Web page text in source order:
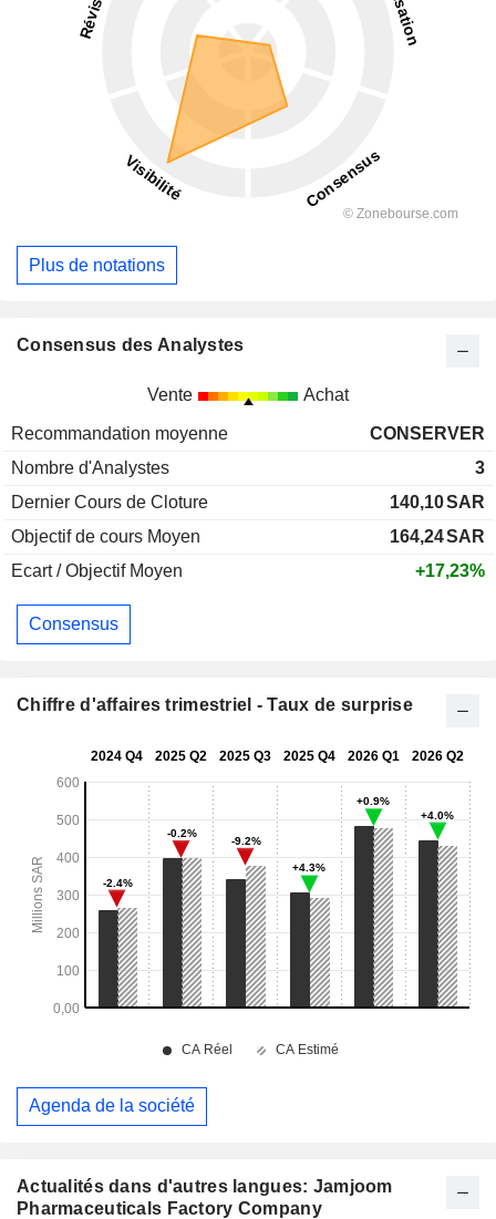
Actualités dans d'autres langues: Jamjoom
Pharmaceuticals Factory Company
Plus de notations
Consensus des Analystes
Vente Achat
Recommandation moyenne
CONSERVER
Nombre d'Analystes
3
Dernier Cours de Cloture
140,10SAR
Objectif de cours Moyen
164,24SAR
Ecart / Objectif Moyen
+17,23%
Consensus
Chiffre d'affaires trimestriel - Taux de surprise
Agenda de la société